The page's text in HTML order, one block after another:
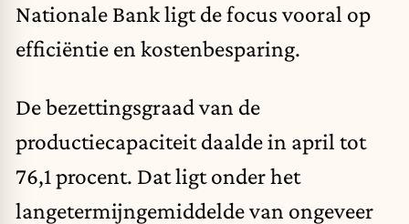
Nationale Bank ligt de focus vooral op
efficiëntie en kostenbesparing.
De bezettingsgraad van de
productiecapaciteit daalde in april tot
76,1 procent. Dat ligt onder het
langetermijngemiddelde van ongeveer